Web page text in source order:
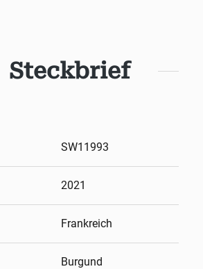
Steckbrief
SW11993
2021
Frankreich
Burgund